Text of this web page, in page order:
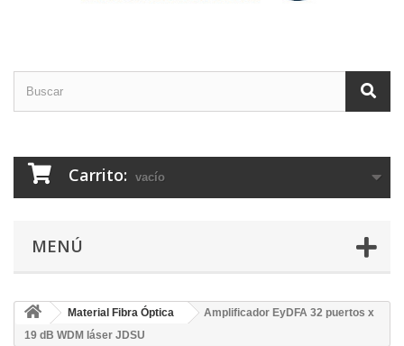
Carrito: vacío
MENÚ
Material Fibra Óptica
Amplificador EyDFA 32 puertos x
19 dB WDM láser JDSU